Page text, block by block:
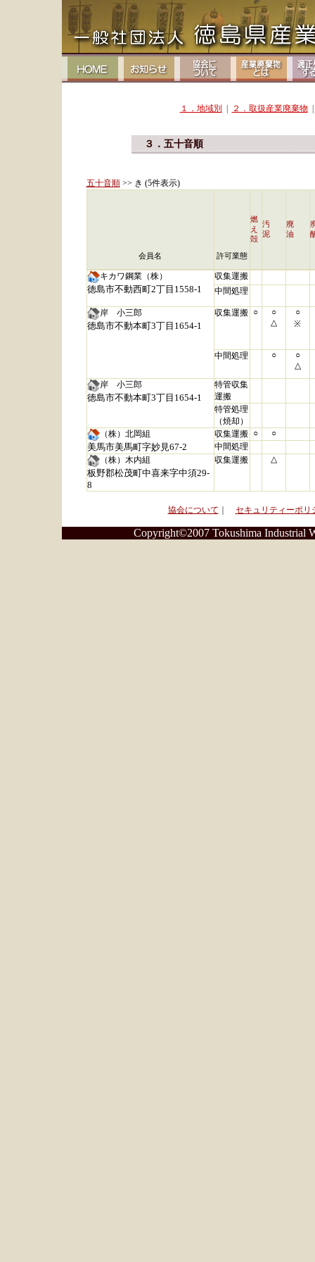
１．地域別 ２．取扱産業廃棄物
３．五十音順
五十音順>> き (5件表示)
会員名 許可業態
燃
え
殻
汚
泥
廃
油
キカワ鋼業（株）
徳島市不動西町2丁目1558-1
収集運搬
中間処理
岸 小三郎
徳島市不動本町3丁目1654-1
収集運搬 ○
○
△
○
※
中間処理 ○
○
△
岸 小三郎
徳島市不動本町3丁目1654-1
特管収集
運搬
特管処理
（焼却）
（株）北岡組
美馬市美馬町字妙見67-2
収集運搬 ○
○
中間処理
（株）木内組
板野郡松茂町中喜来字中須29-
8
収集運搬 △
協会について セキュリティーポリ
Copyright©2007 Tokushima Industrial